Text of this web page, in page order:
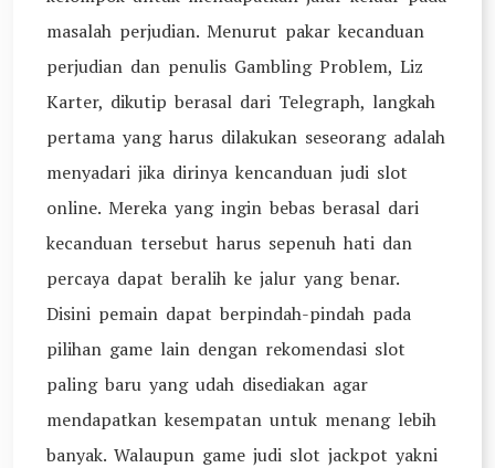
masalah perjudian. Menurut pakar kecanduan
perjudian dan penulis Gambling Problem, Liz
Karter, dikutip berasal dari Telegraph, langkah
pertama yang harus dilakukan seseorang adalah
menyadari jika dirinya kencanduan judi slot
online. Mereka yang ingin bebas berasal dari
kecanduan tersebut harus sepenuh hati dan
percaya dapat beralih ke jalur yang benar.
Disini pemain dapat berpindah-pindah pada
pilihan game lain dengan rekomendasi slot
paling baru yang udah disediakan agar
mendapatkan kesempatan untuk menang lebih
banyak. Walaupun game judi slot jackpot yakni